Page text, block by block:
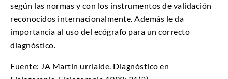
según las normas y con los instrumentos de validación
reconocidos internacionalmente. Además le da
importancia al uso del ecógrafo para un correcto
diagnóstico.
Fuente: JA Martín urrialde. Diagnóstico en